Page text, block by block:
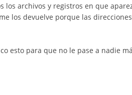
los archivos y registros en que
los devuelve porque las
esto para que no le pase a nadie